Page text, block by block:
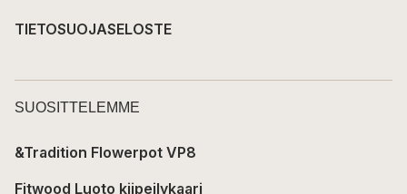
TIETOSUOJASELOSTE
SUOSITTELEMME
&Tradition Flowerpot VP8
Fitwood Luoto kiipeilykaari